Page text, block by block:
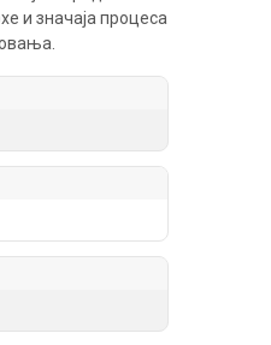
и значаја процеса